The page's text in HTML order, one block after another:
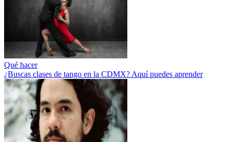
Qué hacer
¿Buscas clases de tango en la CDMX? Aquí puedes aprender